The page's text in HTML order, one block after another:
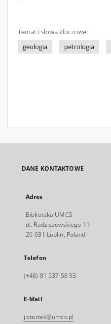
Temat i słowa kluczowe:
geologia
petrologia
DANE KONTAKTOWE
Adres
Biblioteka UMCS
ul. Radziszewskiego 11
20-031 Lublin, Poland
Telefon
(+48) 81 537 58 93
E-Mail
j.startek@umcs.pl